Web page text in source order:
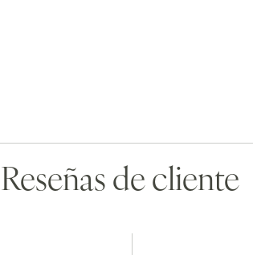
Reseñas de cliente